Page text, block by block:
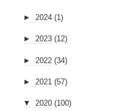
► 2024 (1)
► 2023 (12)
► 2022 (34)
► 2021 (57)
▼ 2020 (100)